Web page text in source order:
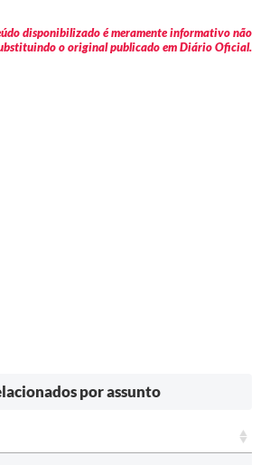
disponibilizado é meramente informativo não
o original publicado em Diário Oficial.
por assunto